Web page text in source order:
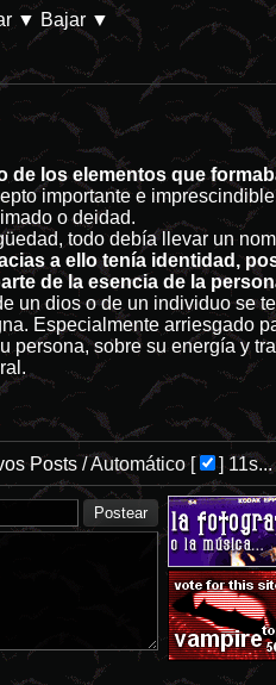
-
/internet/
▼ Bajar ▼
de los elementos que
importante e
o deidad.
todo debía llevar un
a ello tenía identidad,
de la esencia de la
un dios o de un individuo se
Especialmente arriesgado
persona, sobre su energía y
Posts /Automático[ ] 11s...